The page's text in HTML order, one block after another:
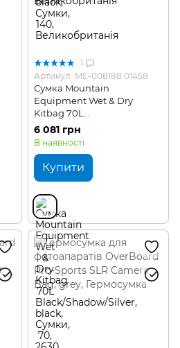
1
Артикул: ME-008188.01458
Сумка Mountain
Equipment Wet & Dry
Kitbag 70L
Black/Shadow/Silver
6 081 грн
В наявності
Купити